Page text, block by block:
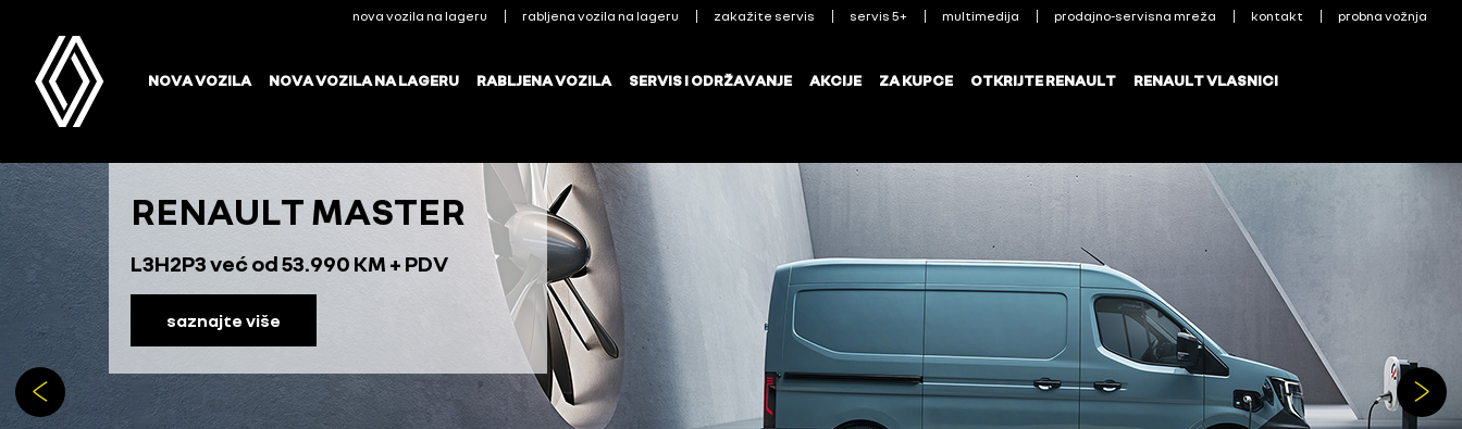
RENAULT MASTER
L3H2P3 već od 53.990 KM + PDV
saznajte više